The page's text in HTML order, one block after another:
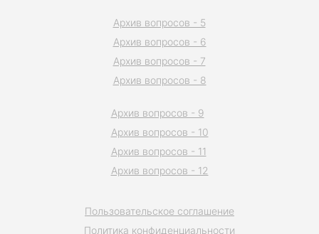
Пользовательское соглашение
Политика конфиденциальности
Архив вопросов - 5
Архив вопросов - 6
Архив вопросов - 7
Архив вопросов - 8
Архив вопросов - 9
Архив вопросов - 10
Архив вопросов - 11
Архив вопросов - 12